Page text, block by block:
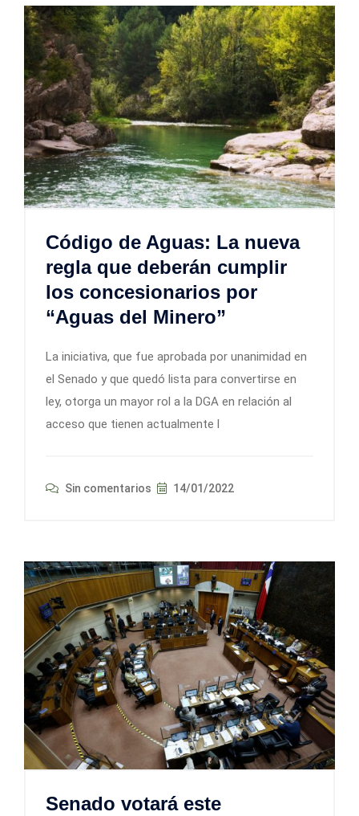
Código de Aguas: La nueva
regla que deberán cumplir
los concesionarios por
“Aguas del Minero”
La iniciativa, que fue aprobada por unanimidad en
el Senado y que quedó lista para convertirse en
ley, otorga un mayor rol a la DGA en relación al
acceso que tienen actualmente l
Sin comentarios 14/01/2022
Senado votará este